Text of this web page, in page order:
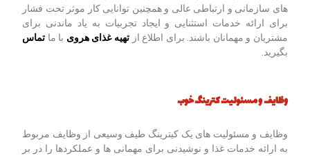
های سازمانی و ارتباطی عالی و همچنین توانایی کار موثر تحت فشار
برای ارائه خدمات استثنایی و ایجاد تجربیات به یاد ماندنی برای
مشتریان و مهمانان باشند. برای اطلاع ازتهیه غذای هروی با ما تماس
بگیرید.
وظایف و مسئولیتکترینگ خوب
وظایف و مسئولیت های یک کیترینگ طیف وسیعی از وظایف مربوط
به ارائه خدمات غذا و نوشیدنی برای مهمانی ها و عملکردها را در بر